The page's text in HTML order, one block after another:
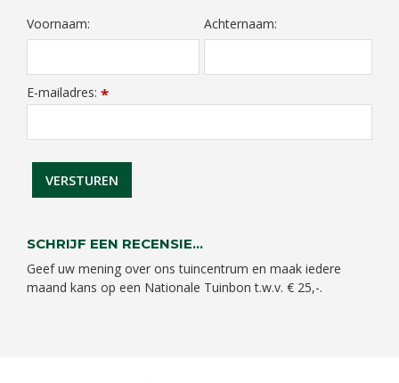
Voornaam: Achternaam:
E-mailadres: *
SCHRIJF EEN RECENSIE...
Geef uw mening over ons tuincentrum en maak iedere
maand kans op een Nationale Tuinbon t.w.v. € 25,-.